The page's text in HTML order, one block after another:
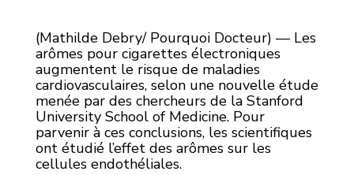
(Mathilde Debry/ Pourquoi Docteur) — Les
arômes pour cigarettes électroniques
augmentent le risque de maladies
cardiovasculaires, selon une nouvelle étude
menée par des chercheurs de la Stanford
University School of Medicine. Pour
parvenir à ces conclusions, les scientifiques
ont étudié l’effet des arômes sur les
cellules endothéliales.